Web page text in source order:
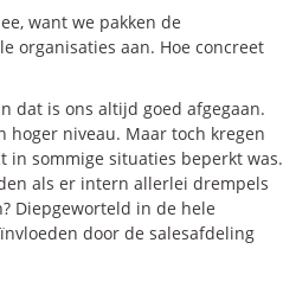
want we pakken de
organisaties aan. Hoe concreet
dat is ons altijd goed afgegaan.
hoger niveau. Maar toch kregen
in sommige situaties beperkt was.
als er intern allerlei drempels
Diepgeworteld in de hele
door de salesafdeling